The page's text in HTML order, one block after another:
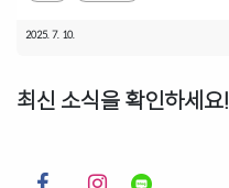
2025. 7. 10.
최신 소식을 확인하세요!